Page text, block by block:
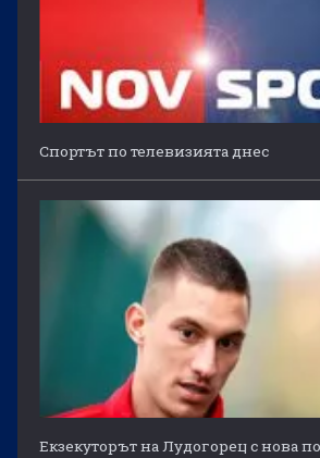
Спортът по телевизията днес
Екзекуторът на Лудогорец с нова